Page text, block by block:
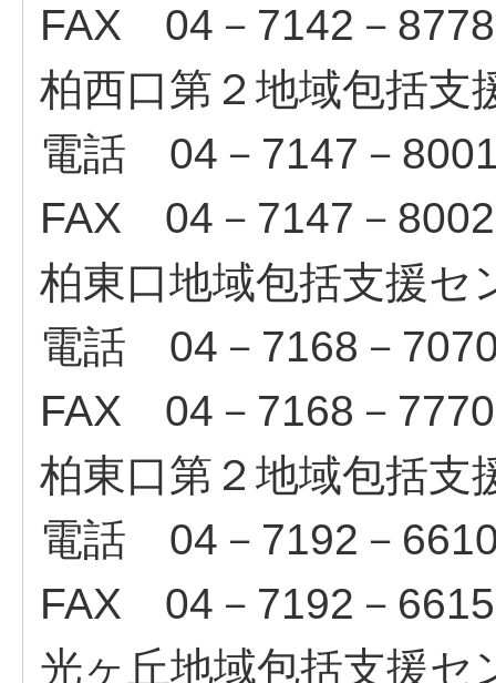
FAX 04－7142－8778
柏西口第２地域包括支
電話 04－7147－
FAX 04－7147－8002
柏東口地域包括支援セ
電話 04－7168－
FAX 04－7168－7770
柏東口第２地域包括支
電話 04－7192－
FAX 04－7192－6615
光ヶ丘地域包括支援セ